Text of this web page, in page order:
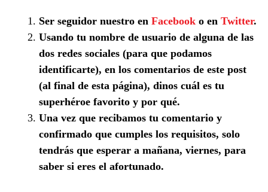
Ser seguidor nuestro en Facebook o en Twitter.
Usando tu nombre de usuario de alguna de las
dos redes sociales (para que podamos
identificarte), en los comentarios de este post
(al final de esta página), dinos cuál es tu
superhéroe favorito y por qué.
Una vez que recibamos tu comentario y
confirmado que cumples los requisitos, solo
tendrás que esperar a mañana, viernes, para
saber si eres el afortunado.